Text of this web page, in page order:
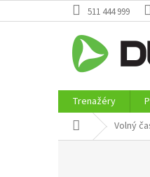
na
511 444 999
Trenažéry
Domů Volný